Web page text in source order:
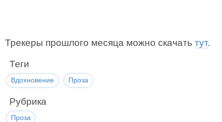
Трекеры прошлого месяца можно скачать тут.
Теги
Вдохновение Проза
Рубрика
Проза